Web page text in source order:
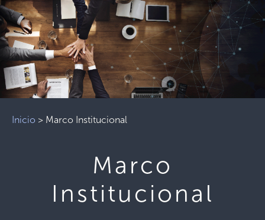
Inicio > Marco Institucional
Marco
Institucional